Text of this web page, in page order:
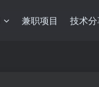
兼职项目 技术